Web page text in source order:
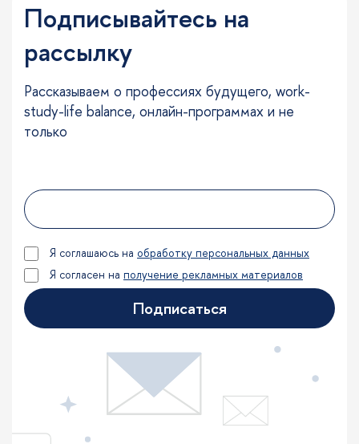
Подписывайтесь на
рассылку
Рассказываем о профессиях будущего, work-
study-life balance, онлайн-программах и не
только
Я соглашаюсь на обработку персональных данных
Я согласен на получение рекламных материалов
Подписаться